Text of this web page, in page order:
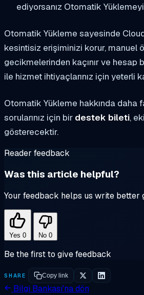
ediyorsanız Otomatik
Otomatik Yükleme sayesinde
kesintisiz erişiminizi korur, manuel
gecikmelerinden kaçınır ve hesap
ile hizmet ihtiyaçlarınız için yeterli
Otomatik Yükleme hakkında daha
sorularınız için bir destek bileti,
gösterecektir.
Reader feedback
Was this article helpful?
Your feedback helps us write better
Yes 0 No 0
Be the first to give feedback
SHARE Copy link
Bilgi Bankası'na dön